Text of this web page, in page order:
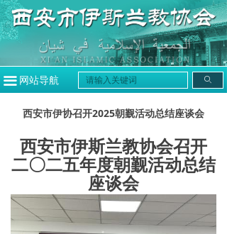
끀 ꄙ
网站导航
西安市伊协召开2025朝觐活动总结座谈会
西安市伊斯兰教协会召开
二〇二五年度朝觐活动总结
座谈会